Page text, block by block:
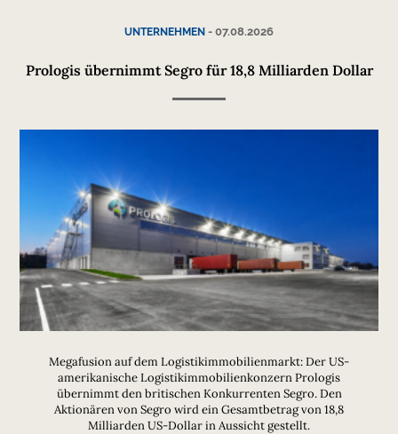
UNTERNEHMEN - 07.08.2026
Prologis übernimmt Segro für 18,8 Milliarden Dollar
Megafusion auf dem Logistikimmobilienmarkt: Der US-
amerikanische Logistikimmobilienkonzern Prologis
übernimmt den britischen Konkurrenten Segro. Den
Aktionären von Segro wird ein Gesamtbetrag von 18,8
Milliarden US-Dollar in Aussicht gestellt.